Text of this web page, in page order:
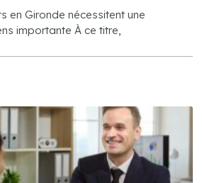
en Gironde nécessitent une
importante À ce titre,